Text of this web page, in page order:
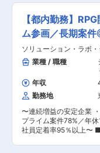
【都内勤務】
ム参画／長期案
ソリューション・ラボ
業種 / 職種
年収
勤務地
〜連続増益の安定企業
プライム案件78%／年
社員定着率95％以上〜 ■概要： ・RPGエンジニ